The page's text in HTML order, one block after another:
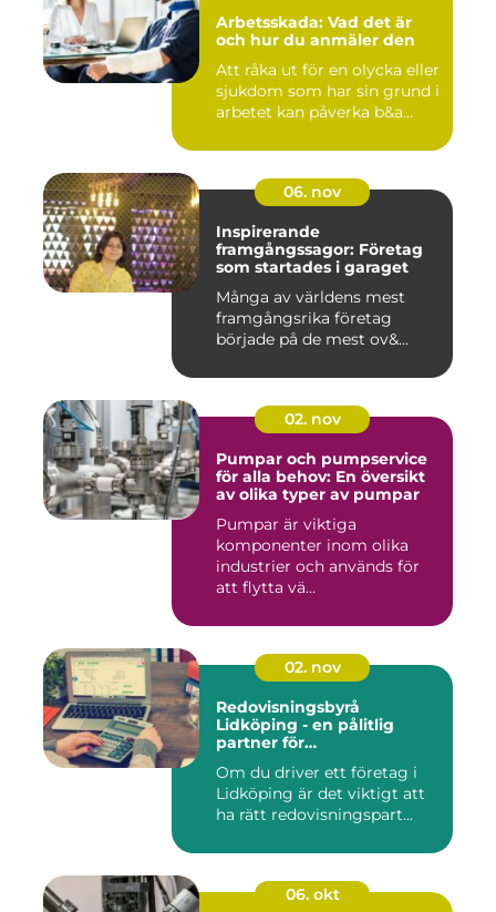
Arbetsskada: Vad det är
och hur du anmäler den
Att råka ut för en olycka eller
sjukdom som har sin grund i
arbetet kan påverka b&a...
06. nov
Inspirerande
framgångssagor: Företag
som startades i garaget
Många av världens mest
framgångsrika företag
började på de mest ov&...
02. nov
Pumpar och pumpservice
för alla behov: En översikt
av olika typer av pumpar
Pumpar är viktiga
komponenter inom olika
industrier och används för
att flytta vä...
02. nov
Redovisningsbyrå
Lidköping - en pålitlig
partner för
Lidköping
Om du driver ett företag i
Lidköping är det viktigt att
ha rätt redovisningspart...
06. okt